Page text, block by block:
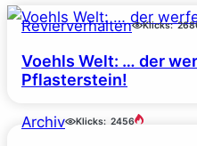
Revierverhalten Klicks:
Voehls Welt: … der
Pflasterstein!
Archiv Klicks: 2456